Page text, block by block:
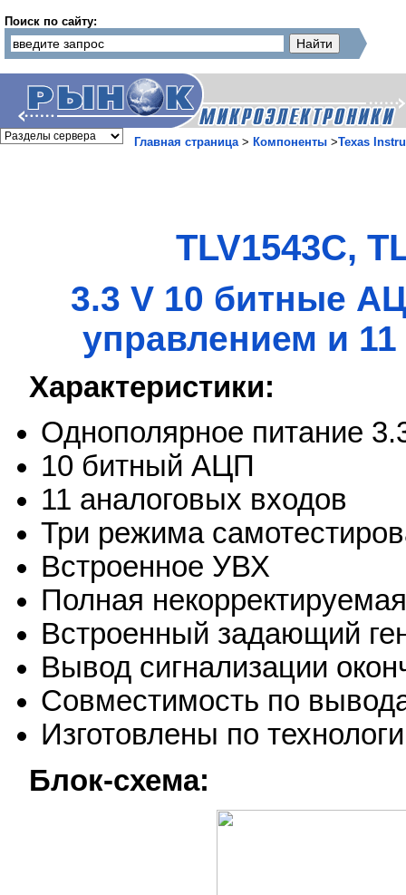
Поиск по сайту:
Главная страница> Компоненты >Texas
TLV1543C,
3.3 V 10 битные
управлением и
Характеристики:
Однополярное питание
10 битный АЦП
11 аналоговых входов
Три режима
Встроенное УВХ
Полная
Встроенный задающий
Вывод сигнализации
Совместимость по
Изготовлены по
Блок-схема: